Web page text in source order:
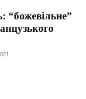
“божевільне”